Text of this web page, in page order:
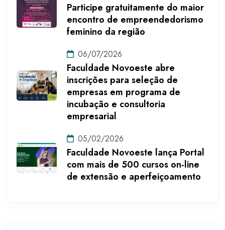
Participe gratuitamente do maior
encontro de empreendedorismo
feminino da região
06/07/2026
Faculdade Novoeste abre
inscrições para seleção de
empresas em programa de
incubação e consultoria
empresarial
05/02/2026
Faculdade Novoeste lança Portal
com mais de 500 cursos on-line
de extensão e aperfeiçoamento